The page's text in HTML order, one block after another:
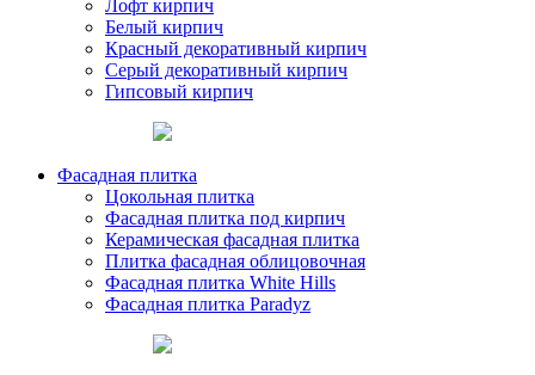
Лофт кирпич
Белый кирпич
Красный декоративный кирпич
Серый декоративный кирпич
Гипсовый кирпич
Фасадная плитка
Цокольная плитка
Фасадная плитка под кирпич
Керамическая фасадная плитка
Плитка фасадная облицовочная
Фасадная плитка White Hills
Фасадная плитка Paradyz